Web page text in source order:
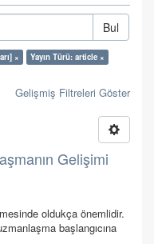
Bul
×
Yayın Türü: article ×
Gelişmiş Filtreleri Göster
Gelişimi
oldukça önemlidir.
başlangıcına